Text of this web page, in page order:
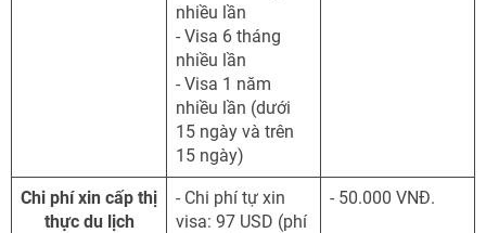
nhiều lần
- Visa 6 tháng
nhiều lần
- Visa 1 năm
nhiều lần (dưới
15 ngày và trên
15 ngày)
Chi phí xin cấp thị
thực du lịch
- Chi phí tự xin
visa: 97 USD (phí
- 50.000 VNĐ.